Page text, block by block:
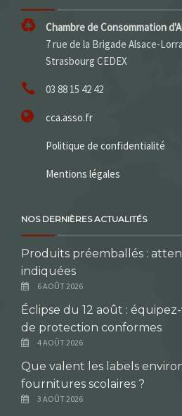
Chambre de Consommation
7 rue de la Brigade Alsace-
Strasbourg CEDEX
03 88 15 42 42
cca.asso.fr
Politique de confidentialité
Mentions légales
NOS DERNIÈRES ACTUALITÉS
Produits préemballés :
indiquées
6 AOÛT 2026
Éclipse du 12 août :
de protection conformes
4 AOÛT 2026
Que valent les labels
fournitures scolaires ?
3 AOÛT 2026